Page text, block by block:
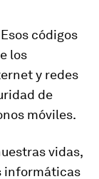
códigos
los
y redes
de
móviles.
vidas,
informáticas